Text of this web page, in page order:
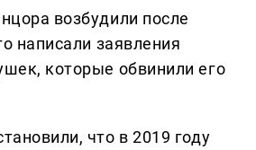
возбудили после
написали заявления
которые обвинили его
что в 2019 году